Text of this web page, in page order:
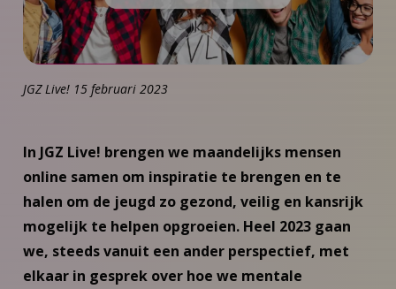
JGZ Live! 15 februari 2023
In JGZ Live! brengen we maandelijks mensen
online samen om inspiratie te brengen en te
halen om de jeugd zo gezond, veilig en kansrijk
mogelijk te helpen opgroeien. Heel 2023 gaan
we, steeds vanuit een ander perspectief, met
elkaar in gesprek over hoe we mentale